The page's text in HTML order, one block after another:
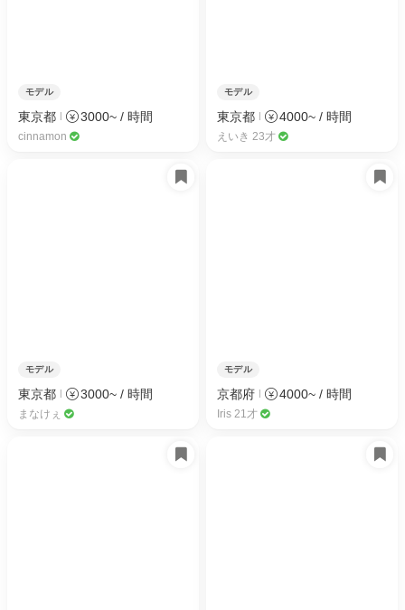
モデル
東京都 3000~ / 時間
cinnamon
モデル
東京都 4000~ / 時間
えいき 23才
モデル
東京都 3000~ / 時間
まなけぇ
モデル
京都府 4000~ / 時間
Iris 21才